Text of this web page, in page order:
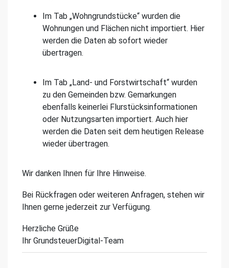
Im Tab „Wohngrundstücke“ wurden die
Wohnungen und Flächen nicht importiert. Hier
werden die Daten ab sofort wieder
übertragen.
Im Tab „Land- und Forstwirtschaft“ wurden
zu den Gemeinden bzw. Gemarkungen
ebenfalls keinerlei Flurstücksinformationen
oder Nutzungsarten importiert. Auch hier
werden die Daten seit dem heutigen Release
wieder übertragen.
Wir danken Ihnen für Ihre Hinweise.
Bei Rückfragen oder weiteren Anfragen, stehen wir
Ihnen gerne jederzeit zur Verfügung.
Herzliche Grüße
Ihr GrundsteuerDigital-Team